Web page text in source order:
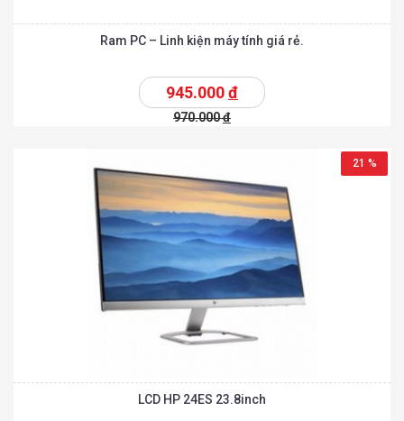
Ram PC – Linh kiện máy tính giá rẻ.
945.000đ
970.000đ
21 %
LCD HP 24ES 23.8inch